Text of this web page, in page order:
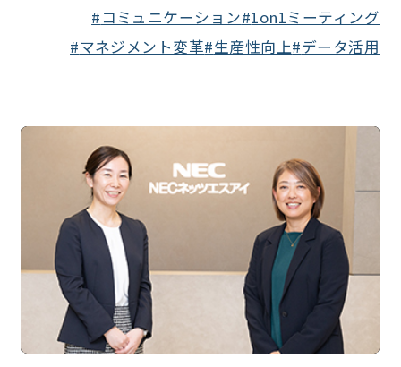
コミュニケーション 1on1ミーティング
マネジメント変革 生産性向上 データ活用